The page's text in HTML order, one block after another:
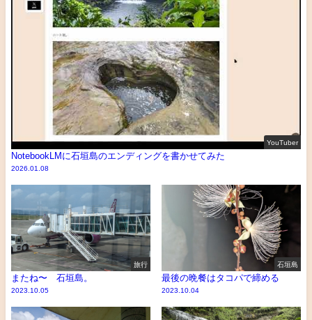
YouTuber
NotebookLMに石垣島のエンディングを書かせてみた
2026.01.08
旅行
またね〜 石垣島。
2023.10.05
石垣島
最後の晩餐はタコパで締める
2023.10.04